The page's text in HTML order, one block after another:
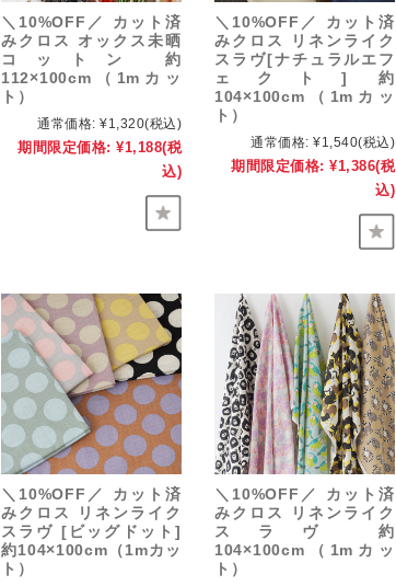
＼10%OFF／ カット済
みクロス オックス未晒
コットン 約
112×100cm（1mカッ
ト）
通常価格: ¥1,320(税込)
期間限定価格: ¥1,188(税
込)
＼10%OFF／ カット済
みクロス リネンライク
スラヴ[ナチュラルエフ
ェクト] 約
104×100cm（1mカッ
ト）
通常価格: ¥1,540(税込)
期間限定価格: ¥1,386(税
込)
＼10%OFF／ カット済
みクロス リネンライク
スラヴ [ビッグドット]
約104×100cm（1mカッ
ト）
＼10%OFF／ カット済
みクロス リネンライク
スラヴ 約
104×100cm（1mカッ
ト）